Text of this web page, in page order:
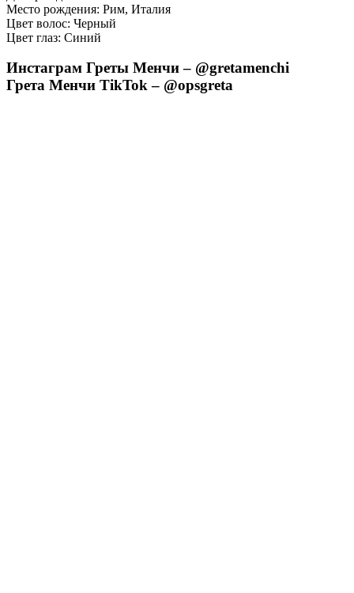
Место рождения: Рим, Италия
Цвет волос: Черный
Цвет глаз: Синий
Инстаграм Греты Менчи – @gretamenchi
Грета Менчи TikTok – @opsgreta